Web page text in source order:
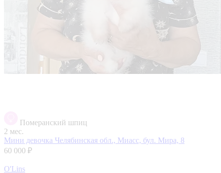
Померанский шпиц
2 мес.
Мини девочка Челябинская обл., Миасс, бул. Мира, 8
60 000 ₽
O'Lins